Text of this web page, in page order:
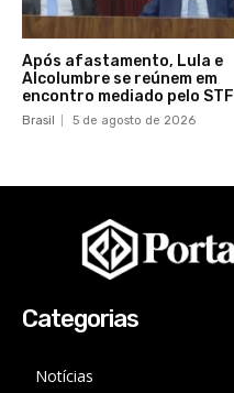
Após afastamento, Lula e
Alcolumbre se reúnem em
encontro mediado pelo STF
Brasil 5 de agosto de 2026
Categorias
Notícias